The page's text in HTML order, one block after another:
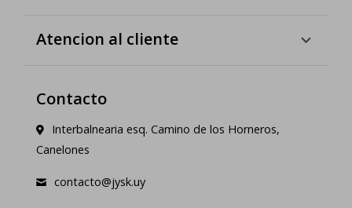
Atencion al cliente
Contacto
Interbalnearia esq. Camino de los Horneros,
Canelones
contacto@jysk.uy